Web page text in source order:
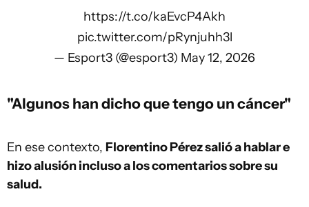
https://t.co/kaEvcP4Akh
pic.twitter.com/pRynjuhh3l
— Esport3 (@esport3) May 12, 2026
"Algunos han dicho que tengo un cáncer"
En ese contexto, Florentino Pérez salió a hablar e
hizo alusión incluso a los comentarios sobre su
salud.